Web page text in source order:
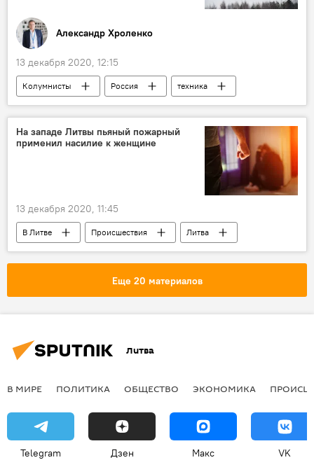
Александр Хроленко
13 декабря 2020, 12:15
Колумнисты Россия
техника
военная техника
вертолет
На западе Литвы пьяный пожарный
применил насилие к женщине
13 декабря 2020, 11:45
В Литве Происшествия
Литва
пожарный
насилие
Еще 20 материалов
Литва
В МИРЕ ПОЛИТИКА ОБЩЕСТВО ЭКОНОМИКА
Telegram Дзен Макс VK